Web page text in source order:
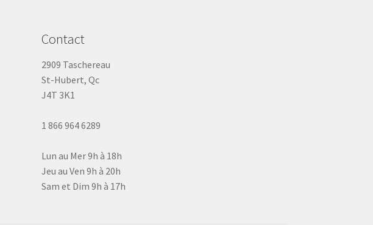
Contact
2909 Taschereau
St-Hubert, Qc
J4T 3K1
1 866 964 6289
Lun au Mer 9h à 18h
Jeu au Ven 9h à 20h
Sam et Dim 9h à 17h